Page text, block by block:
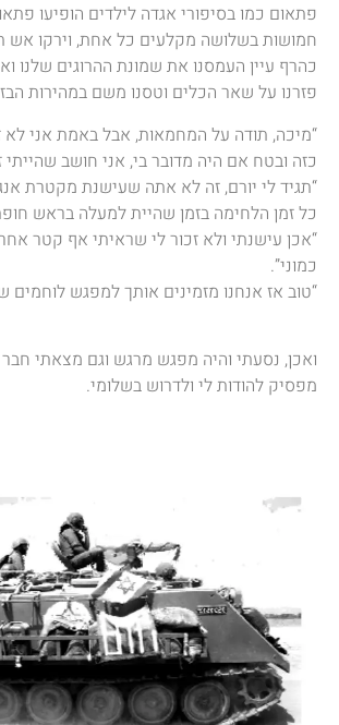
פתאום כמו בסיפורי אגדה לילדים הופיעו
חמושות בשלושה מקלעים כל אחת, וירקו אש
כהרף עיין העמסנו את שמונת ההרוגים שלנו
פזרנו על שאר הכלים וטסנו משם במהירות
“מיכה, תודה על המחמאות, אבל באמת אני לא
כזה ובטח אם היה מדובר בי, אני חושב שהייתי
“תגיד לי יורם, זה לא אתה שעישנת מקטרת
כל זמן הלחימה בזמן שהיית למעלה בראש
“אכן עישנתי ולא זכור לי שראיתי אף קטר
כמוני”.
“טוב אז אנחנו מזמינים אותך למפגש לוחמים
ואכן, נסעתי והיה מפגש מרגש וגם מצאתי
מפסיק להודות לי ולדרוש בשלומי.